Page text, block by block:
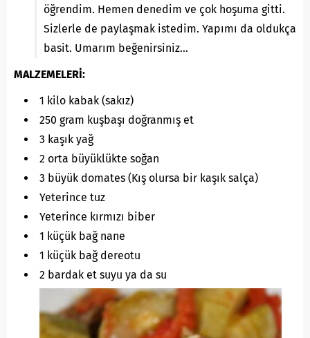
öğrendim. Hemen denedim ve çok hoşuma gitti.
Sizlerle de paylaşmak istedim. Yapımı da oldukça
basit. Umarım beğenirsiniz…
MALZEMELERİ:
1 kilo kabak (sakız)
250 gram kuşbaşı doğranmış et
3 kaşık yağ
2 orta büyüklükte soğan
3 büyük domates (Kış olursa bir kaşık salça)
Yeterince tuz
Yeterince kırmızı biber
1 küçük bağ nane
1 küçük bağ dereotu
2 bardak et suyu ya da su